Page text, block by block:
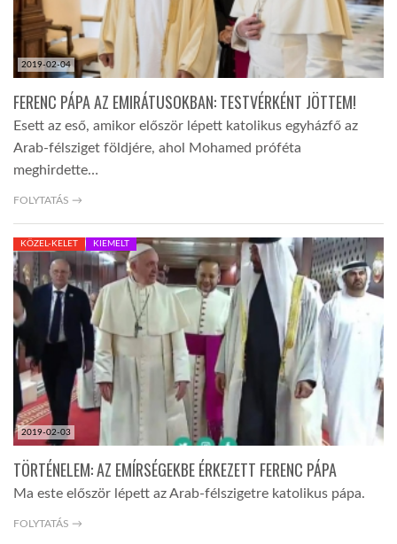
A NAP SZÉPE
LINKTR.EE
GLOBOZSARU
DOBRAVERO.HU
LATIMO.HU
GLOBOBOOK
2019-02-04
FERENC PÁPA AZ EMIRÁTUSOKBAN: TESTVÉRKÉNT JÖTTEM!
Esett az eső, amikor először lépett katolikus egyházfő az
Arab-félsziget földjére, ahol Mohamed próféta
meghirdette…
FOLYTATÁS →
2019-02-03
KÖZEL-KELET KIEMELT
TÖRTÉNELEM: AZ EMÍRSÉGEKBE ÉRKEZETT FERENC PÁPA
Ma este először lépett az Arab-félszigetre katolikus pápa.
FOLYTATÁS →